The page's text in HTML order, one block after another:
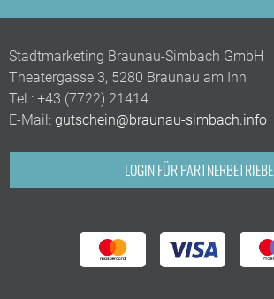
Stadtmarketing Braunau-Simbach GmbH
Theatergasse 3, 5280 Braunau am Inn
Tel.: +43 (7722) 21414
E-Mail: gutschein@braunau-simbach.info
LOGIN FÜR PARTNERBETRIEBE